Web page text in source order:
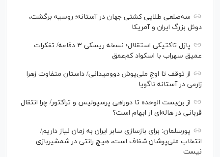
سه‌ضلعی طلایی کشتی جهان در آستانه؛ روسیه برگشت،
دوئل بزرگ ایران و آمریکا
پازل تاکتیکی استقلال؛ نسخه ریسکی ۳ دفاعه/ تفکرات
عمیق سهراب با اسکواد کم‌عمق
از توقف تا اوجِ ملی‌پوش دوومیدانی/ داستان متفاوت زهرا
زارعی در آستانه ناگویا
از بن‌بست الوحده تا دوراهی پرسپولیس و تراکتور/ چرا انتقال
قربانی در هاله‌ای از ابهام است؟
پورسلمان: برای بازسازی سابر ایران به زمان نیاز داریم/
انتخاب ملی‌پوشان شفاف است، هیچ رانتی در شمشیربازی
نیست